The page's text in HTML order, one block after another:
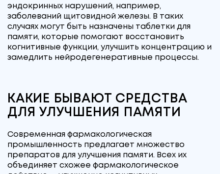
эндокринных нарушений, например,
заболеваний щитовидной железы. В таких
случаях могут быть назначены таблетки для
памяти, которые помогают восстановить
когнитивные функции, улучшить концентрацию и
замедлить нейродегенеративные процессы.
КАКИЕ БЫВАЮТ СРЕДСТВА
ДЛЯ УЛУЧШЕНИЯ ПАМЯТИ
Современная фармакологическая
промышленность предлагает множество
препаратов для улучшения памяти. Всех их
объединяет схожее фармакологическое